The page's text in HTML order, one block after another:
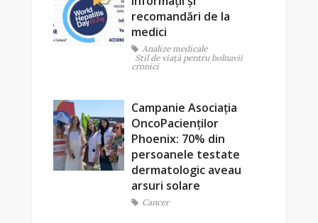
recomandări de la
medici
Analize medicale
Stil de viaţă pentru bolnavii
cronici
Campanie Asociația
OncoPacienților
Phoenix: 70% din
persoanele testate
dermatologic aveau
arsuri solare
Cancer